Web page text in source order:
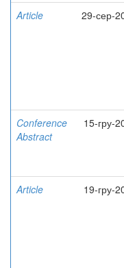
Article 29-сер-
Conference
Abstract
15-гру-
Article
19-гру-